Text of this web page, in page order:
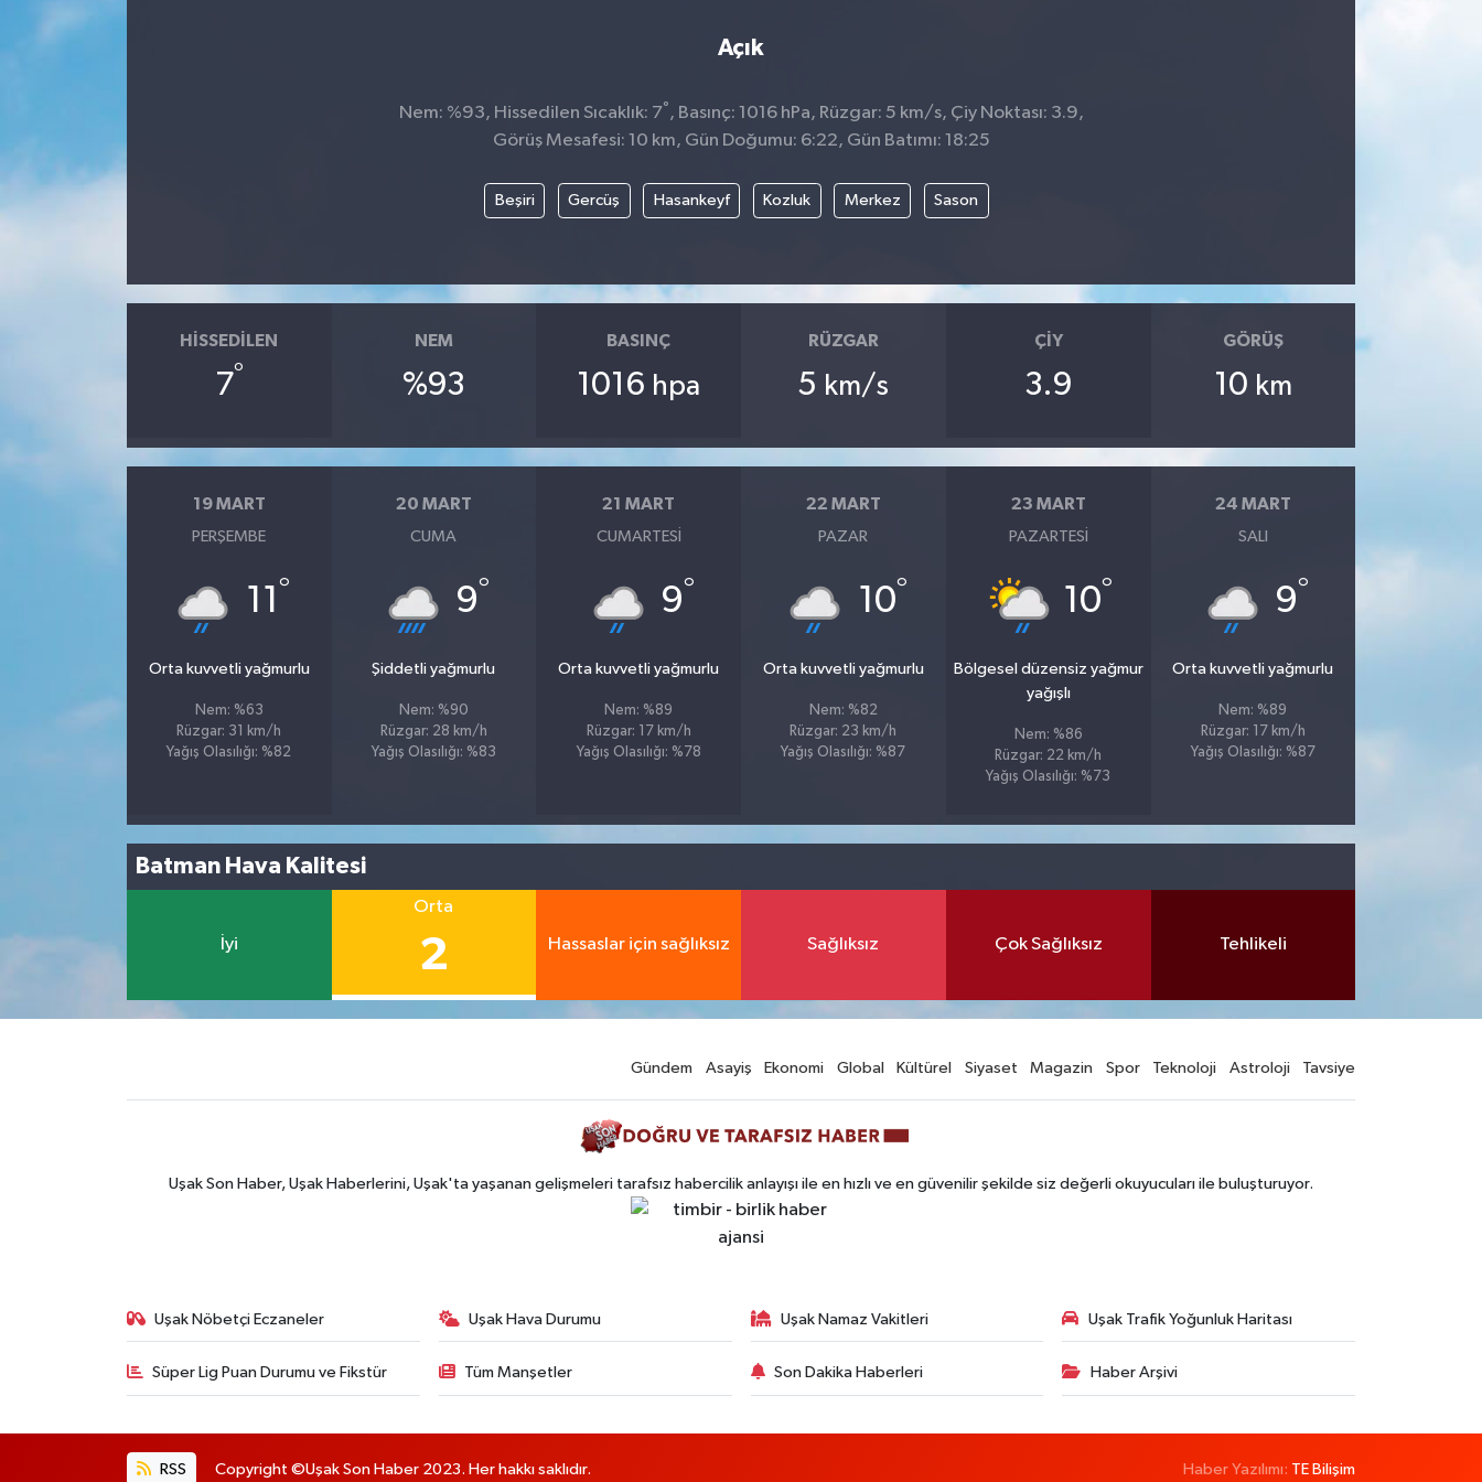
Açık
Nem: %93, Hissedilen Sıcaklık: 7° , Basınç: 1016 hPa, Rüzgar: 5 km/s, Çiy Noktası: 3.9,
Görüş Mesafesi: 10 km, Gün Doğumu: 6:22, Gün Batımı: 18:25
Beşiri Gercüş Hasankeyf Kozluk Merkez Sason
HISSEDILEN
7°
NEM
%93
BASINÇ
1016 hpa
RÜZGAR
5 km/s
ÇIY
3.9
GÖRÜŞ
10 km
19 MART
PERŞEMBE
11 °
Orta kuvvetli yağmurlu
Nem: %63
Rüzgar: 31 km/h
Yağış Olasılığı: %82
20 MART
CUMA
9°
Şiddetli yağmurlu
Nem: %90
Rüzgar: 28 km/h
Yağış Olasılığı: %83
21 MART
CUMARTESI
9°
Orta kuvvetli yağmurlu
Nem: %89
Rüzgar: 17 km/h
Yağış Olasılığı: %78
22 MART
PAZAR
10°
Orta kuvvetli yağmurlu
Nem: %82
Rüzgar: 23 km/h
Yağış Olasılığı: %87
23 MART
PAZARTESI
10°
Bölgesel düzensiz yağmur
yağışlı
Nem: %86
Rüzgar: 22 km/h
Yağış Olasılığı: %73
24 MART
SALI
9°
Orta kuvvetli yağmurlu
Nem: %89
Rüzgar: 17 km/h
Yağış Olasılığı: %87
Batman Hava Kalitesi
İyi
Orta
2 Hassaslar için sağlıksız Sağlıksız Çok Sağlıksız Tehlikeli
Gündem Asayiş Ekonomi Global Kültürel Siyaset Magazin Spor Teknoloji Astroloji Tavsiye
Uşak Son Haber, Uşak Haberlerini, Uşak'ta yaşanan gelişmeleri tarafsız habercilik anlayışı ile en hızlı ve en güvenilir şekilde siz değerli okuyucuları ile buluşturuyor.
Uşak Nöbetçi Eczaneler Uşak Hava Durumu Uşak Namaz Vakitleri Uşak Trafik Yoğunluk Haritası
Süper Lig Puan Durumu ve Fikstür Tüm Manşetler Son Dakika Haberleri Haber Arşivi
RSS Copyright ©Uşak Son Haber 2023. Her hakkı saklıdır. Haber Yazılımı: TE Bilişim